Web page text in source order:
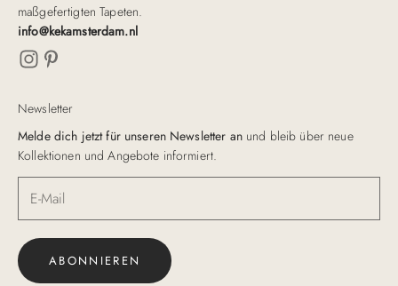
maßgefertigten Tapeten.
info@kekamsterdam.nl
Newsletter
Melde dich jetzt für unseren Newsletter anund bleib über neue
Kollektionen und Angebote informiert.
ABONNIEREN